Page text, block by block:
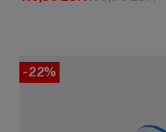
-22%